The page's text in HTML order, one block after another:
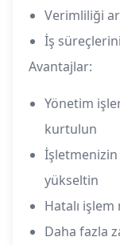
Verimliliği
İş
Avantajlar:
Yönetim
kurtulun
İşletmenizin
yükseltin
Hatalı
Daha fazla